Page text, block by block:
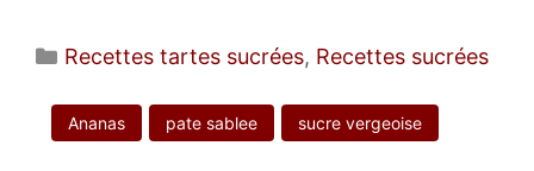
Catégories
Recettes tartes sucrées, Recettes sucrées
Ananas pate sablee sucre vergeoise